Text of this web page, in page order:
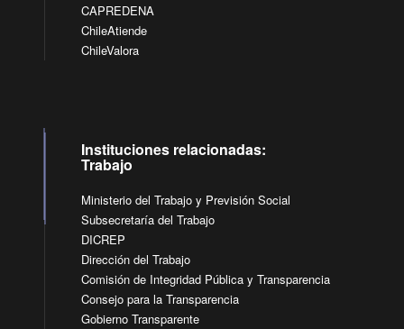
CAPREDENA
ChileAtiende
ChileValora
Instituciones relacionadas:
Trabajo
Ministerio del Trabajo y Previsión Social
Subsecretaría del Trabajo
DICREP
Dirección del Trabajo
Comisión de Integridad Pública y Transparencia
Consejo para la Transparencia
Gobierno Transparente